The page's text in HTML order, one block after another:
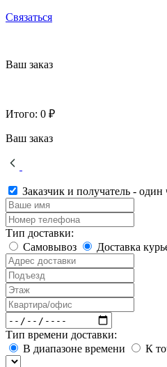
Связаться
Ваш заказ
Итого: 0 ₽
Ваш заказ
Заказчик и получатель - один
Тип доставки:
Самовывоз
Доставка
Тип времени доставки:
В диапазоне времени
К